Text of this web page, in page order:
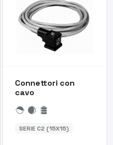
Connettori con
cavo
SERIE C2 (15X15)